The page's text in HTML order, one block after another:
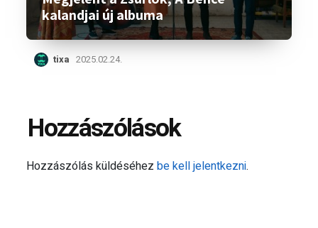
kalandjai új albuma
tixa 2025.02.24.
Hozzászólások
Hozzászólás küldéséhezbe kell jelentkezni.